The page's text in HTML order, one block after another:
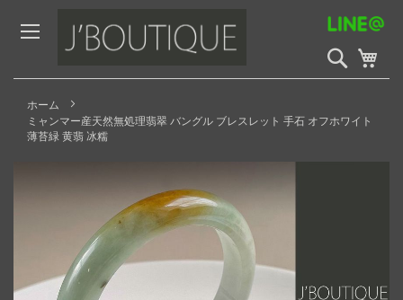
to
Content
検
索
開
ホーム
ミャンマー産天然無処理翡翠 バングル ブレスレット 手石 オフホワイト
薄苔緑 黄翡 冰糯
gallery